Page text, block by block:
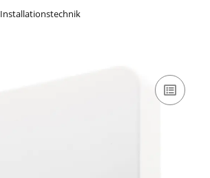
Installationstechnik